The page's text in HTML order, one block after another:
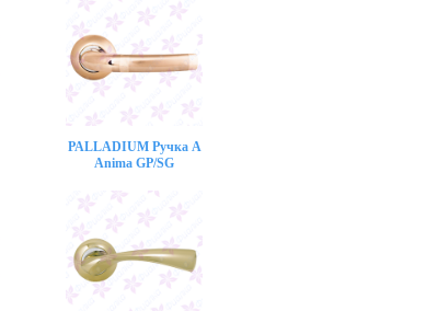
PALLADIUM Ручка A
Anima GP/SG